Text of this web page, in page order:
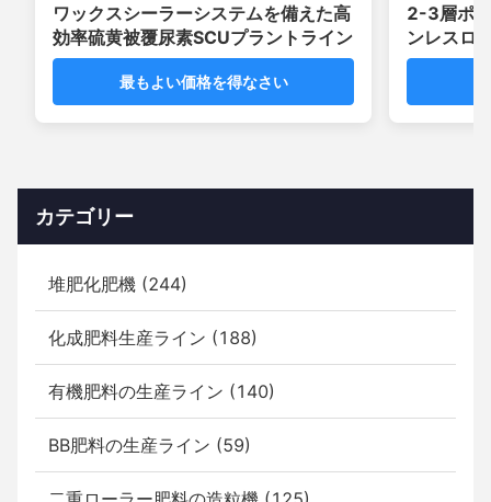
ワックスシーラーシステムを備えた高
効率硫黄被覆尿素SCUプラントライン
最もよい価格を得なさい
2-3層ポ
ンレスロ
機
カテゴリー
堆肥化肥機 (244)
化成肥料生産ライン (188)
有機肥料の生産ライン (140)
BB肥料の生産ライン (59)